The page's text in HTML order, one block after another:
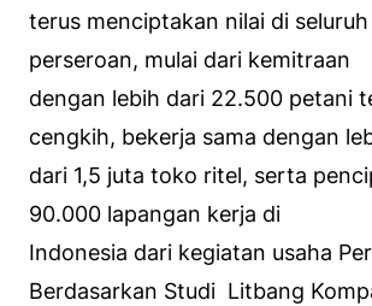
terus menciptakan nilai di
perseroan, mulai dari kemitraan
dengan lebih dari 22.500 petani
cengkih, bekerja sama dengan
dari 1,5 juta toko ritel, serta
90.000 lapangan kerja di
Indonesia dari kegiatan usaha
Berdasarkan Studi Litbang